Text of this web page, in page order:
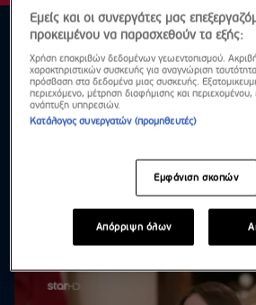
Highlights
Εμείς και οι συνεργάτες μας
προκειμένου να παρασχεθούν τα εξής:
Χρήση επακριβών δεδομένων γεωεντοπισμού.
χαρακτηριστικών συσκευής για αναγνώριση
πρόσβαση στα δεδομένα μιας συσκευής.
περιεχόμενο, μέτρηση διαφήμισης και περιεχομένου,
ανάπτυξη υπηρεσιών.
Κατάλογος συνεργατών (προμηθευτές)
Εμφάνιση σκοπών
Απόρριψη όλων